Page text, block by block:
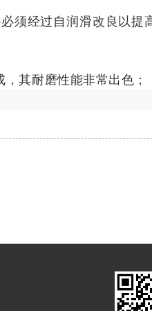
须经过自润滑改良以提
，其耐磨性能非常出色；